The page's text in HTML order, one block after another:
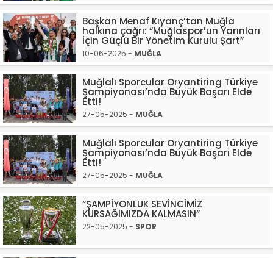
Başkan Menaf Kıyanç’tan Muğla
halkına çağrı: “Muğlaspor’un Yarınları
İçin Güçlü Bir Yönetim Kurulu Şart”
10-06-2025 - MUĞLA
Muğlalı Sporcular Oryantiring Türkiye
Şampiyonası’nda Büyük Başarı Elde
Etti!
27-05-2025 - MUĞLA
Muğlalı Sporcular Oryantiring Türkiye
Şampiyonası’nda Büyük Başarı Elde
Etti!
27-05-2025 - MUĞLA
“ŞAMPİYONLUK SEVİNCİMİZ
KURSAĞIMIZDA KALMASIN”
22-05-2025 - SPOR